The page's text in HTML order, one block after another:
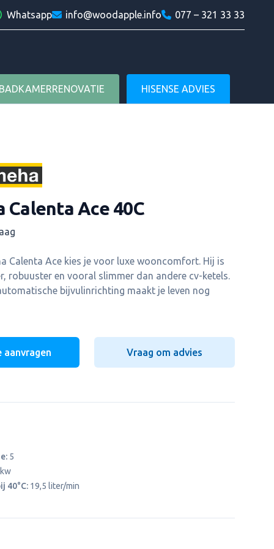
WhatsappWoodapple
info@woodapple.info 077 – 321 33 33
HISENSE ADVIES
Calenta Ace 40C
informatie
Calenta Ace kies je voor luxe wooncomfort. Hij is
robuuster en vooral slimmer dan andere cv-ketels.
bijvulinrichting maakt je leven nog
Vraag om advies
5
40°C: 19,5 liter/min